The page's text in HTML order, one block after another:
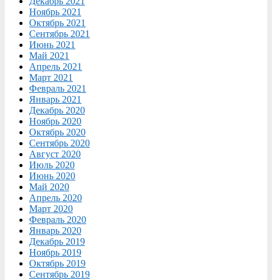
Ноябрь 2021
Октябрь 2021
Сентябрь 2021
Июнь 2021
Май 2021
Апрель 2021
Март 2021
Февраль 2021
Январь 2021
Декабрь 2020
Ноябрь 2020
Октябрь 2020
Сентябрь 2020
Август 2020
Июль 2020
Июнь 2020
Май 2020
Апрель 2020
Март 2020
Февраль 2020
Январь 2020
Декабрь 2019
Ноябрь 2019
Октябрь 2019
Сентябрь 2019